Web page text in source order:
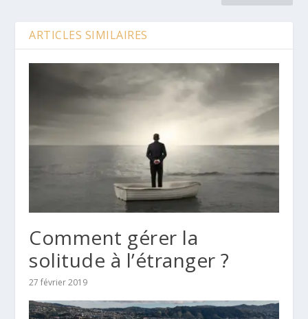
ARTICLES SIMILAIRES
Comment gérer la
solitude à l’étranger ?
27 février 2019